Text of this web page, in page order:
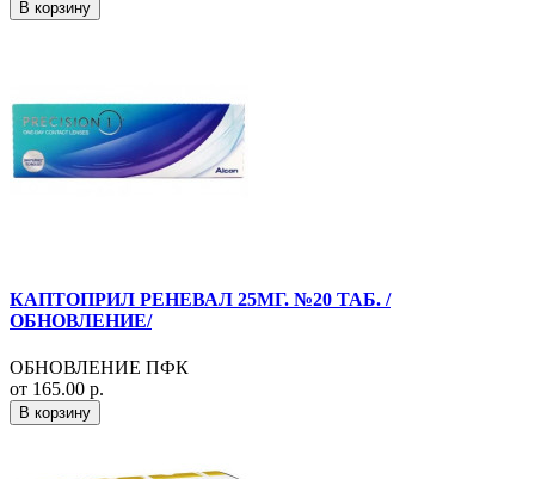
В корзину
КАПТОПРИЛ РЕНЕВАЛ 25МГ. №20 ТАБ. /
ОБНОВЛЕНИЕ/
ОБНОВЛЕНИЕ ПФК
от 165.00 р.
В корзину